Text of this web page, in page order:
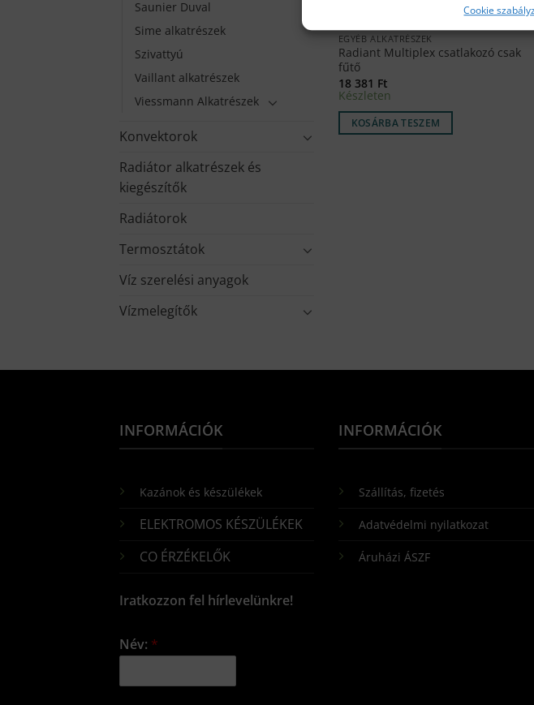
Cookie
Saunier Duval
Sime alkatrészek
Szivattyú
Vaillant alkatrészek
Viessmann Alkatrészek
Konvektorok
Radiátor alkatrészek és
kiegészítők
Radiátorok
Termosztátok
Víz szerelési anyagok
Vízmelegítők
EGYÉB ALKATRÉSZEK
Radiant Multiplex csatlakozó csak
fűtő
18 381 Ft
Készleten
KOSÁRBA TESZEM
INFORMÁCIÓK
Kazánok és készülékek
ELEKTROMOS KÉSZÜLÉKEK
CO ÉRZÉKELŐK
Iratkozzon fel hírlevelünkre!
Név: *
INFORMÁCIÓK
Szállítás, fizetés
Adatvédelmi nyilatkozat
Áruházi ÁSZF